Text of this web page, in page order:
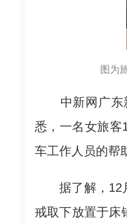
图为
中新网广东新
悉，一名女旅客
车工作人员的帮
据了解，12月
戒取下放置于床